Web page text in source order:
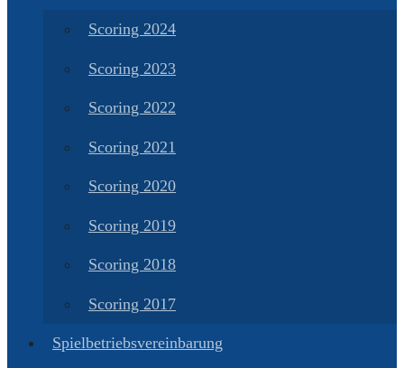
Scoring 2024
Scoring 2023
Scoring 2022
Scoring 2021
Scoring 2020
Scoring 2019
Scoring 2018
Scoring 2017
Spielbetriebsvereinbarung